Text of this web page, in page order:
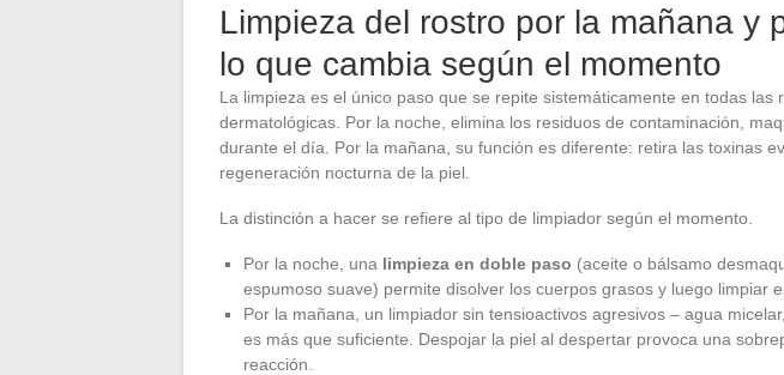
Limpieza del rostro por la mañana y
lo que cambia según el momento
La limpieza es el único paso que se repite sistemáticamente en todas las
dermatológicas. Por la noche, elimina los residuos de contaminación,
durante el día. Por la mañana, su función es diferente: retira las toxinas
regeneración nocturna de la piel.
La distinción a hacer se refiere al tipo de limpiador según el momento.
Por la noche, una limpieza en doble paso (aceite o bálsamo
espumoso suave) permite disolver los cuerpos grasos y luego limpiar
Por la mañana, un limpiador sin tensioactivos agresivos – agua
es más que suficiente. Despojar la piel al despertar provoca una
reacción.